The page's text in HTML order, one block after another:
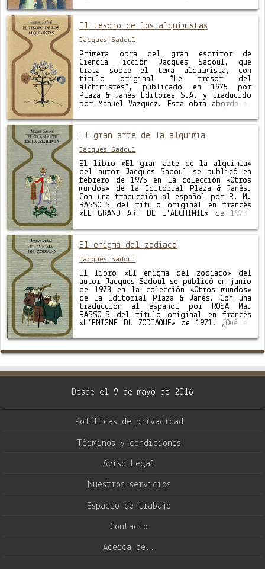
HIER ET AUJOURD’HUI» …
El tesoro de los alquimistas
Jacques Sadoul
Primera obra del gran escritor de
Ciencia Ficción Jacques Sadoul, que
trata sobre el tema alquimista, con
título original “Le tresor del
alchimistes”, publicado en 1975 por
Plaza & Janés Editores S.A. y traducido
por Manuel Vazquez. Esta obra aborda el
alquimistas famosos como: Nicolás
El gran arte de la alquimia
Jacques Sadoul
El libro «El gran arte de la alquimia»
del autor Jacques Sadoul se publicó en
febrero de 1975 en la colección «Otros
mundos» de la Editorial Plaza & Janés.
Con una traducción al español por R. M.
BASSOLS del título original en francés
«LE GRAND ART DE L’ALCHIMIE» de 1973.
alejandrina …
El enigma del zodiaco
Jacques Sadoul
El libro «El enigma del zodiaco» del
autor Jacques Sadoul se publicó en junio
de 1973 en la colección «Otros mundos»
de la Editorial Plaza & Janés. Con una
traducción al español por ROSA Ma.
BASSOLS del título original en francés
«L’ÉNIGME DU ZODIAQUE» de 1971. ¿Qué es
¿Qué significan …
Desde el 9 de mayo de 2016
Políticas de privacidad
Términos y condiciones
Aviso Legal
Nuestros servicios
Espacio de trabajo
Contacto
Acerca de..